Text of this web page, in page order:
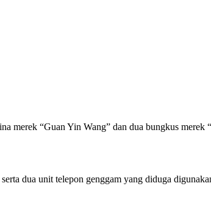
merek “Guan Yin Wang” dan dua bungkus
dua unit telepon genggam yang diduga